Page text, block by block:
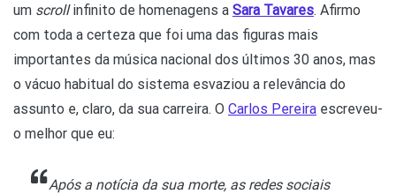
um scrollinfinito de homenagens a Sara Tavares. Afirmo
com toda a certeza que foi uma das figuras mais
importantes da música nacional dos últimos 30 anos, mas
o vácuo habitual do sistema esvaziou a relevância do
assunto e, claro, da sua carreira. O Carlos Pereira escreveu-
o melhor que eu:
Após a notícia da sua morte, as redes sociais